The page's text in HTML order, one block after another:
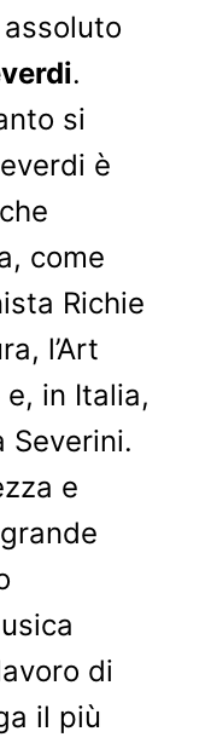
.
si
è
come
Richie
l’Art
in Italia,
Severini.
e
di
il più